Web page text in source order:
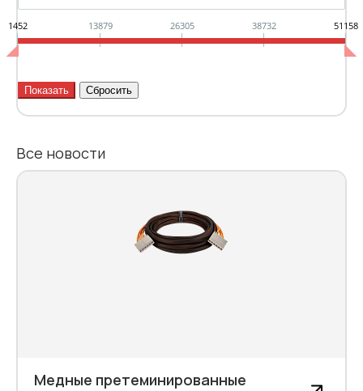
1452 13879 26305 38732 51158
Все новости
Медные претеминированные